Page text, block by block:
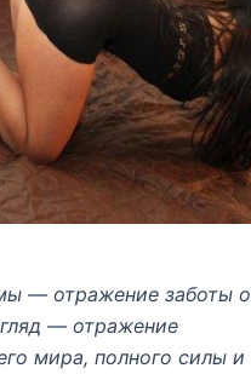
— отражение заботы о
— отражение
мира, полного силы и